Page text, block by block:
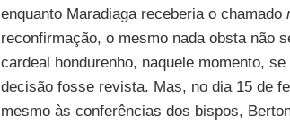
enquanto Maradiaga receberia o chamado
reconfirmação, o mesmo nada obsta não
cardeal hondurenho, naquele momento,
decisão fosse revista. Mas, no dia 15 de
mesmo às conferências dos bispos,